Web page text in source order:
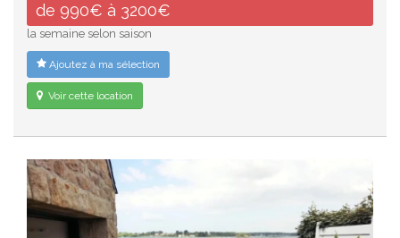
de 990€ à 3200€
la semaine selon saison
Ajoutez à ma sélection
Voir cette location